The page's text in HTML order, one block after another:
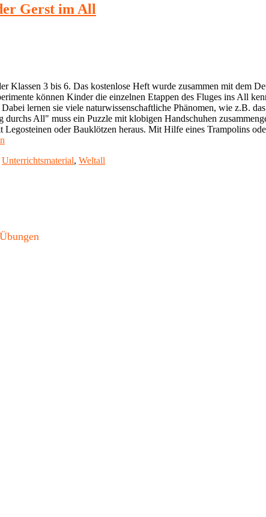
Gerst im All
3 bis 6. Das kostenlose Heft wurde zusammen mit dem
können Kinder die einzelnen Etappen des Fluges ins All
lernen sie viele naturwissenschaftliche Phänomen, wie z.B.
All" muss ein Puzzle mit klobigen Handschuhen
oder Bauklötzen heraus. Mit Hilfe eines Trampolins
Experimentieren
Unterrichtsmaterial, Weltall